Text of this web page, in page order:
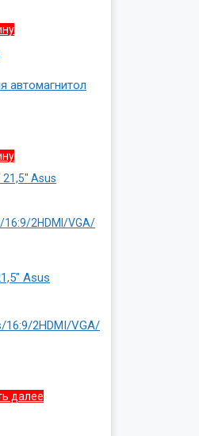
автомагнитол
Asus
16:9/2HDMI/VGA/
далее